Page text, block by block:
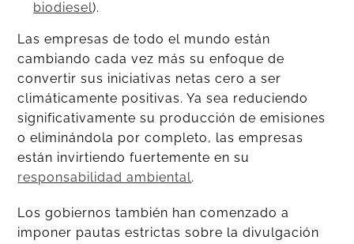
biodiesel).
Las empresas de todo el mundo están
cambiando cada vez más su enfoque de
convertir sus iniciativas netas cero a ser
climáticamente positivas. Ya sea reduciendo
significativamente su producción de emisiones
o eliminándola por completo, las empresas
están invirtiendo fuertemente en su
responsabilidad ambiental.
Los gobiernos también han comenzado a
imponer pautas estrictas sobre la divulgación